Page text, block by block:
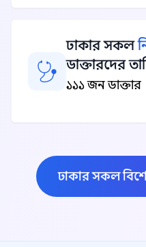
ঢাকার সকল
ডাক্তারদের
১১১ জন ডাক্তার
ঢাকার সকল